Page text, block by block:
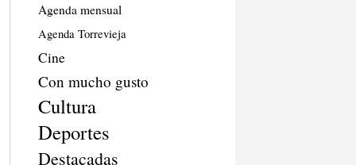
Agenda mensual
Agenda Torrevieja
Cine
Con mucho gusto
Cultura
Deportes
Destacadas